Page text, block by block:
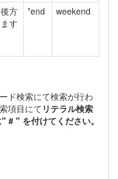
方
す
*end weekend
ド検索にて検索が行わ
項目にて リテラル検索
# " を付けてください。